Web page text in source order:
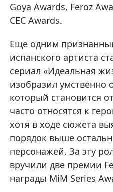
Goya Awards, Feroz
CEC Awards.
Еще одним
испанского артиста
сериал «Идеальная
изобразил умственно
который становится
часто относятся к
хотя в ходе сюжета
порядок выше
персонажей. За эту
вручили две премии
награды MiM Series